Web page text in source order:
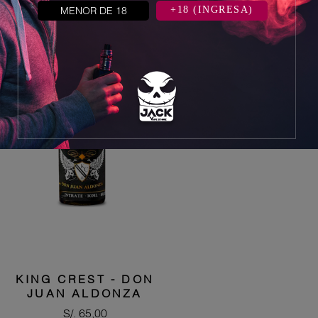
MENOR DE 18 +18 (INGRESA)
Los clientes que adquirieron este
producto también compraron:
KING CREST - DON
JUAN ALDONZA
Precio
S/. 65,00